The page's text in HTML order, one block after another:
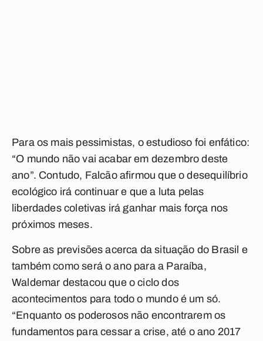
Para os mais pessimistas, o estudioso foi enfático:
“O mundo não vai acabar em dezembro deste
ano”. Contudo, Falcão afirmou que o desequilíbrio
ecológico irá continuar e que a luta pelas
liberdades coletivas irá ganhar mais força nos
próximos meses.
Sobre as previsões acerca da situação do Brasil e
também como será o ano para a Paraíba,
Waldemar destacou que o ciclo dos
acontecimentos para todo o mundo é um só.
“Enquanto os poderosos não encontrarem os
fundamentos para cessar a crise, até o ano 2017